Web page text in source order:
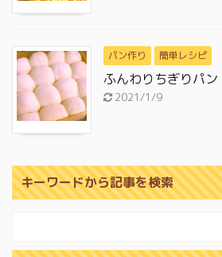
パン作り 簡単レシピ
ふんわりちぎりパン
2021/1/9
キーワードから記事を検索